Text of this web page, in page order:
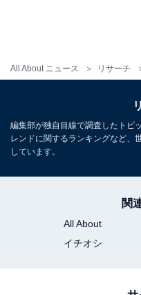
All About ニュース リサーチ
編集部が独自目線で調査したトピ
レンドに関するランキングなど、
しています。
関
All About
イチオシ